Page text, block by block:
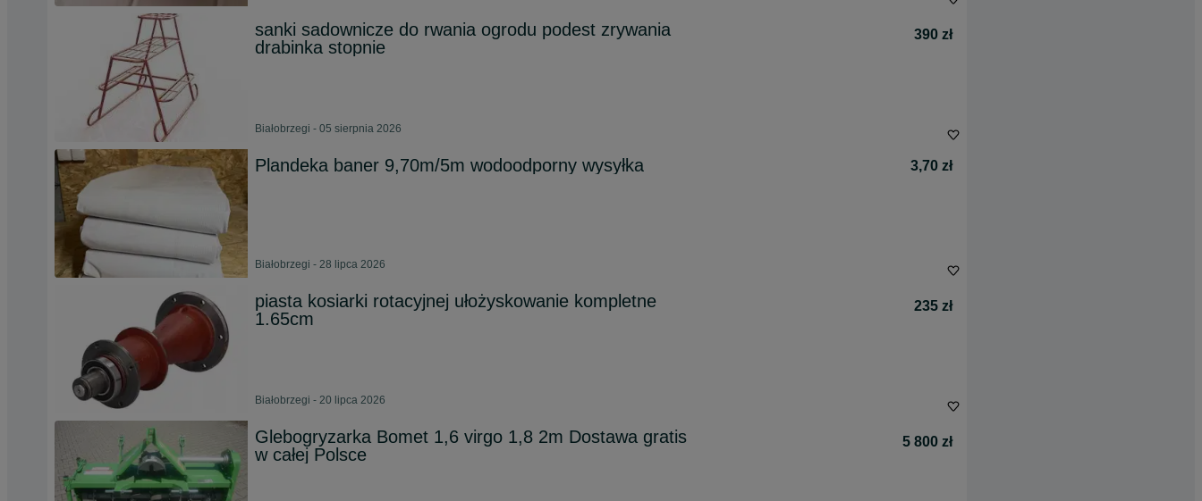
sanki sadownicze do rwania ogrodu podest zrywania
drabinka stopnie
390 zł
Białobrzegi - 05 sierpnia 2026
Plandeka baner 9,70m/5m wodoodporny wysyłka 3,70 zł
Białobrzegi - 28 lipca 2026
piasta kosiarki rotacyjnej ułożyskowanie kompletne
1.65cm
235 zł
Białobrzegi - 20 lipca 2026
Glebogryzarka Bomet 1,6 virgo 1,8 2m Dostawa gratis
w całej Polsce
5 800 zł